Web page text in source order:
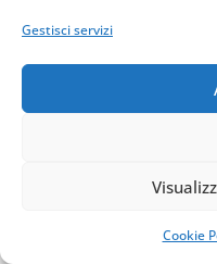
Gestisci servizi
Cookie
differenziale. Però
serio. Senza
avere ragione in
Il punto da
plusvalenza da